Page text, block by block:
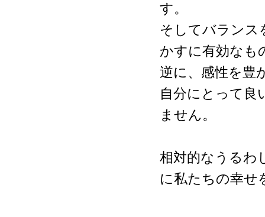
す。
そしてバランス
かすに有効なも
逆に、感性を豊
自分にとって良
ません。
相対的なうるわ
に私たちの幸せ